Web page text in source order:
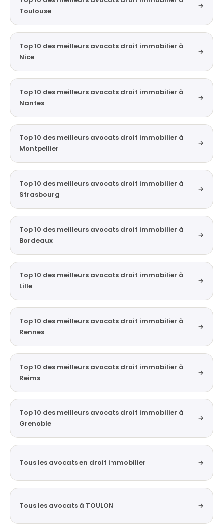
Toulouse
→
Top 10 des meilleurs avocats droit immobilier à
Nice
→
Top 10 des meilleurs avocats droit immobilier à
Nantes
→
Top 10 des meilleurs avocats droit immobilier à
Montpellier
→
Top 10 des meilleurs avocats droit immobilier à
Strasbourg
→
Top 10 des meilleurs avocats droit immobilier à
Bordeaux
→
Top 10 des meilleurs avocats droit immobilier à
Lille
→
Top 10 des meilleurs avocats droit immobilier à
Rennes
→
Top 10 des meilleurs avocats droit immobilier à
Reims
→
Top 10 des meilleurs avocats droit immobilier à
Grenoble
→
Tous les avocats en droit immobilier →
Tous les avocats à TOULON →